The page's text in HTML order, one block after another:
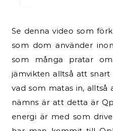
Se denna video som förklara lite om ERoEI eller Q
som dom använder
som många pratar
jämvikten alltså att
vad som matas in, alltså
nämns är att detta är
energi är med som